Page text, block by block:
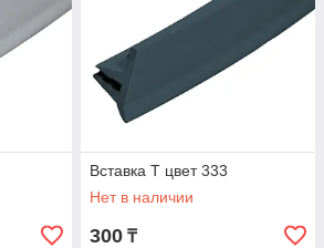
Вставка Т цвет 333
Нет в наличии
300 ₸